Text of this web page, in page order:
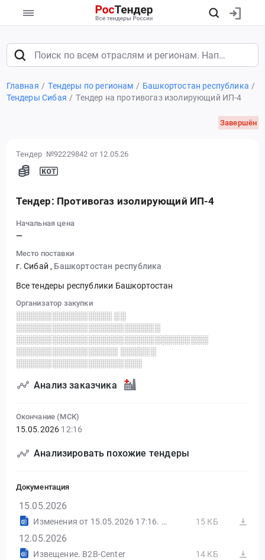
Главная Тендеры по регионам
Башкортостан республика
Тендеры Сибая
Тендер на противогаз изолирующий ИП-4
Завершён
Тендер №92229842 от 12.05.26
Тендер: Противогаз изолирующий ИП-4
Начальная цена
—
Место поставки
г. Сибай , Башкортостан республика
Все тендеры республики Башкортостан
Организатор закупки
░░░░░░░░░░░░░░░░ ░░
░░░░░░░░░░░░░░░░░░░░░░░░
░░░░░░░░░░░░░░░░░░░░░░░░░░░░░░░░
░░░░░░░░░░░░░░░░░ ░░░░░░
░░░░░░░░░░░░░░░░░░░░░
Анализ заказчика
Окончание (МСК)
15.05.2026 12:16
Анализировать похожие тендеры
Документация
15.05.2026
Изменения от 15.05.2026 17:16. B2B-Center 15 КБ
12.05.2026
Извещение. B2B-Center 14 КБ